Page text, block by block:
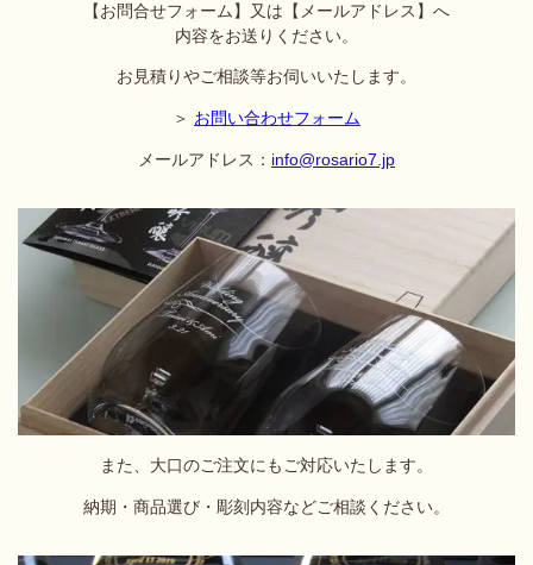
【お問合せフォーム】又は 【メールアドレス】へ
内容をお送りください。
お 見積りやご相談等お伺いいたします。
＞ お問い合わせフォーム
メールアドレス： info@rosario7.jp
また、大口のご注文にもご対応いたします。
納期・商品選び・彫刻内容などご相談ください。